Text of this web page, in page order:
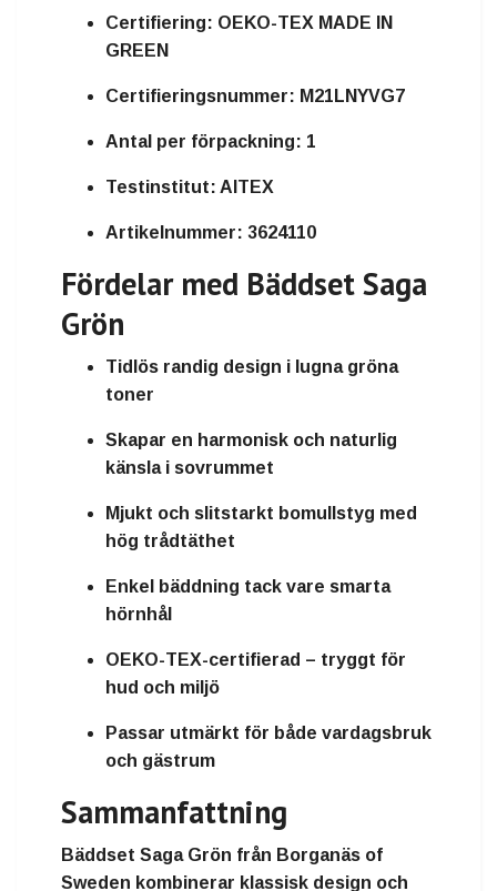
Certifiering: OEKO-TEX MADE IN
GREEN
Certifieringsnummer: M21LNYVG7
Antal per förpackning: 1
Testinstitut: AITEX
Artikelnummer: 3624110
Fördelar med Bäddset Saga
Grön
Tidlös randig design i lugna gröna
toner
Skapar en harmonisk och naturlig
känsla i sovrummet
Mjukt och slitstarkt bomullstyg med
hög trådtäthet
Enkel bäddning tack vare smarta
hörnhål
OEKO-TEX-certifierad – tryggt för
hud och miljö
Passar utmärkt för både vardagsbruk
och gästrum
Sammanfattning
Bäddset Saga Grön från Borganäs of
Sweden kombinerar klassisk design och